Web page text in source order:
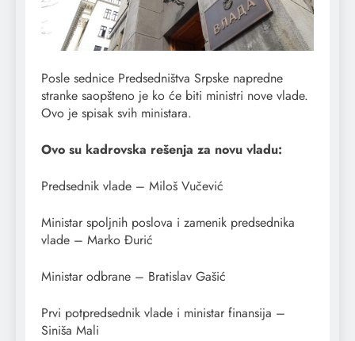
Posle sednice Predsedništva Srpske napredne
stranke saopšteno je ko će biti ministri nove vlade.
Ovo je spisak svih ministara.
Ovo su kadrovska rešenja za novu vladu:
Predsednik vlade – Miloš Vučević
Ministar spoljnih poslova i zamenik predsednika
vlade – Marko Đurić
Ministar odbrane – Bratislav Gašić
Prvi potpredsednik vlade i ministar finansija –
Siniša Mali